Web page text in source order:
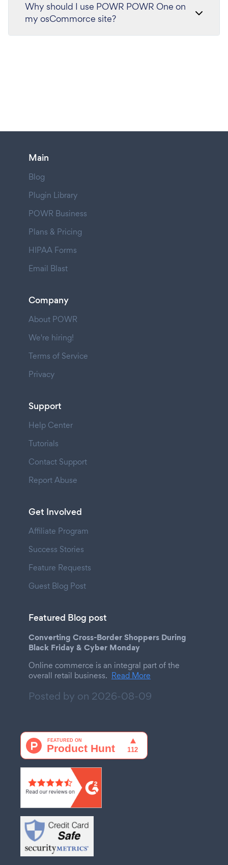
Why should I use POWR POWR One on
my osCommorce site?
Main
Blog
Plugin Library
POWR Business
Plans & Pricing
HIPAA Forms
Email Blast
Company
About POWR
We're hiring!
Terms of Service
Privacy
Support
Help Center
Tutorials
Contact Support
Report Abuse
Get Involved
Affiliate Program
Success Stories
Feature Requests
Guest Blog Post
Featured Blog post
Converting Cross-Border Shoppers During
Black Friday & Cyber Monday
Online commerce is an integral part of the
overall retail business. Read More
Posted by on 2026-08-09